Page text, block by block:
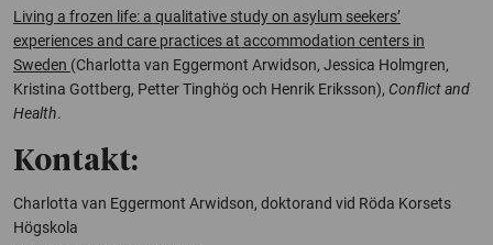
Living a frozen life: a qualitative study on asylum seekers’
experiences and care practices at accommodation centers in
Sweden (Charlotta van Eggermont Arwidson, Jessica Holmgren,
Kristina Gottberg, Petter Tinghög och Henrik Eriksson), Conflict and
Health.
Kontakt:
Charlotta van Eggermont Arwidson, doktorand vid Röda Korsets
Högskola